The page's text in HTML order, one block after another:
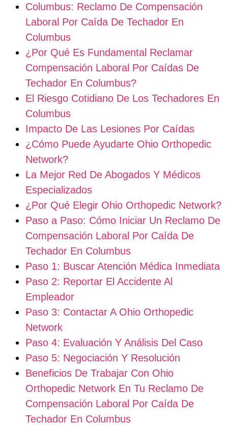
Columbus: Reclamo De Compensación
Laboral Por Caída De Techador En
Columbus
¿Por Qué Es Fundamental Reclamar
Compensación Laboral Por Caídas De
Techador En Columbus?
El Riesgo Cotidiano De Los Techadores En
Columbus
Impacto De Las Lesiones Por Caídas
¿Cómo Puede Ayudarte Ohio Orthopedic
Network?
La Mejor Red De Abogados Y Médicos
Especializados
¿Por Qué Elegir Ohio Orthopedic Network?
Paso a Paso: Cómo Iniciar Un Reclamo De
Compensación Laboral Por Caída De
Techador En Columbus
Paso 1: Buscar Atención Médica Inmediata
Paso 2: Reportar El Accidente Al
Empleador
Paso 3: Contactar A Ohio Orthopedic
Network
Paso 4: Evaluación Y Análisis Del Caso
Paso 5: Negociación Y Resolución
Beneficios De Trabajar Con Ohio
Orthopedic Network En Tu Reclamo De
Compensación Laboral Por Caída De
Techador En Columbus